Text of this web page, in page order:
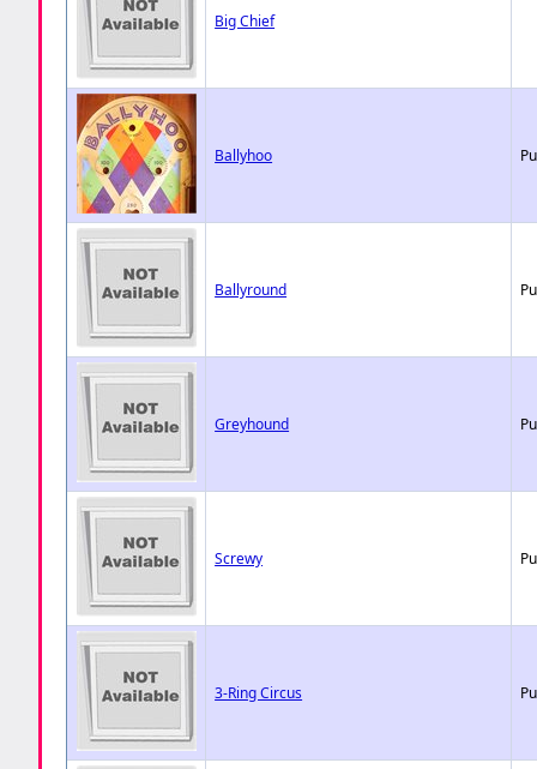
Big Chief
Ballyhoo
Ballyround
Greyhound
Screwy
3-Ring Circus